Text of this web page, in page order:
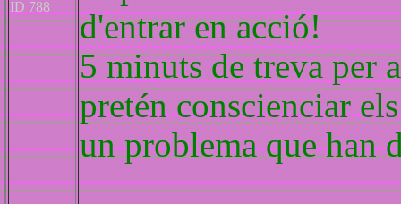
ID 788
d'entrar en acció!
5 minuts de treva per
pretén conscienciar
un problema que han